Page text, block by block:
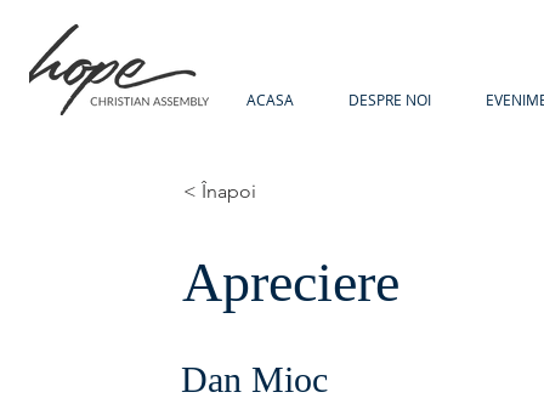
ACASA DESPRE NOI
< Înapoi
Apreciere
Dan Mioc